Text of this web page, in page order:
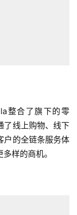
整合了旗下的零
了线上购物、线下
户的全链条服务体
样的商机。